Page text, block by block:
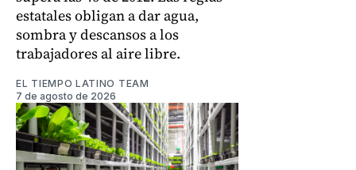
estatales obligan a dar agua,
sombra y descansos a los
trabajadores al aire libre.
EL TIEMPO LATINO TEAM
7 de agosto de 2026